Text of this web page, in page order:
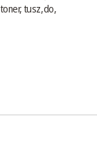
tusz,do,